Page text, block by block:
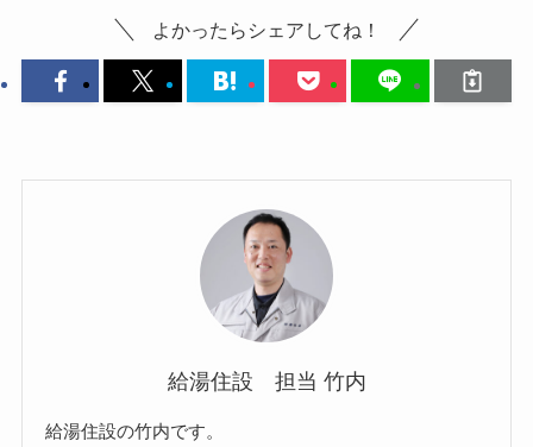
よかったらシェアしてね！
給湯住設 担当 竹内
給湯住設の竹内です。